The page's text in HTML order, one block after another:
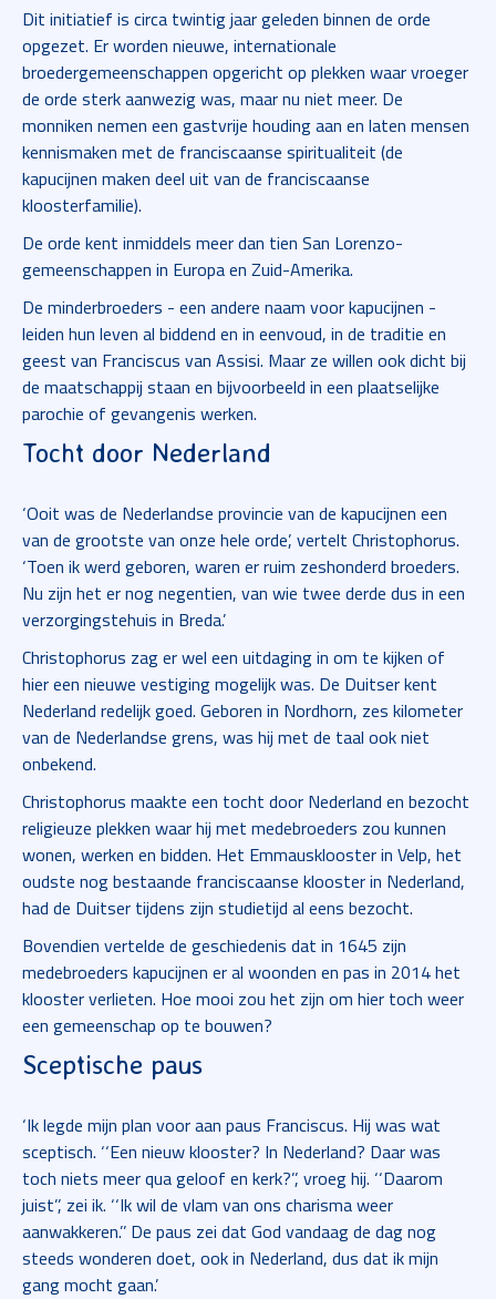
Dit initiatief is circa twintig jaar geleden binnen de orde
opgezet. Er worden nieuwe, internationale
broedergemeenschappen opgericht op plekken waar vroeger
de orde sterk aanwezig was, maar nu niet meer. De
monniken nemen een gastvrije houding aan en laten mensen
kennismaken met de franciscaanse spiritualiteit (de
kapucijnen maken deel uit van de franciscaanse
kloosterfamilie).
De orde kent inmiddels meer dan tien San Lorenzo-
gemeenschappen in Europa en Zuid-Amerika.
De minderbroeders - een andere naam voor kapucijnen -
leiden hun leven al biddend en in eenvoud, in de traditie en
geest van Franciscus van Assisi. Maar ze willen ook dicht bij
de maatschappij staan en bijvoorbeeld in een plaatselijke
parochie of gevangenis werken.
Tocht door Nederland
‘Ooit was de Nederlandse provincie van de kapucijnen een
van de grootste van onze hele orde’, vertelt Christophorus.
‘Toen ik werd geboren, waren er ruim zeshonderd broeders.
Nu zijn het er nog negentien, van wie twee derde dus in een
verzorgingstehuis in Breda.’
Christophorus zag er wel een uitdaging in om te kijken of
hier een nieuwe vestiging mogelijk was. De Duitser kent
Nederland redelijk goed. Geboren in Nordhorn, zes kilometer
van de Nederlandse grens, was hij met de taal ook niet
onbekend.
Christophorus maakte een tocht door Nederland en bezocht
religieuze plekken waar hij met medebroeders zou kunnen
wonen, werken en bidden. Het Emmausklooster in Velp, het
oudste nog bestaande franciscaanse klooster in Nederland,
had de Duitser tijdens zijn studietijd al eens bezocht.
Bovendien vertelde de geschiedenis dat in 1645 zijn
medebroeders kapucijnen er al woonden en pas in 2014 het
klooster verlieten. Hoe mooi zou het zijn om hier toch weer
een gemeenschap op te bouwen?
Sceptische paus
‘Ik legde mijn plan voor aan paus Franciscus. Hij was wat
sceptisch. ‘‘Een nieuw klooster? In Nederland? Daar was
toch niets meer qua geloof en kerk?’’, vroeg hij. ‘‘Daarom
juist’’, zei ik. ‘‘Ik wil de vlam van ons charisma weer
aanwakkeren.’’ De paus zei dat God vandaag de dag nog
steeds wonderen doet, ook in Nederland, dus dat ik mijn
gang mocht gaan.’